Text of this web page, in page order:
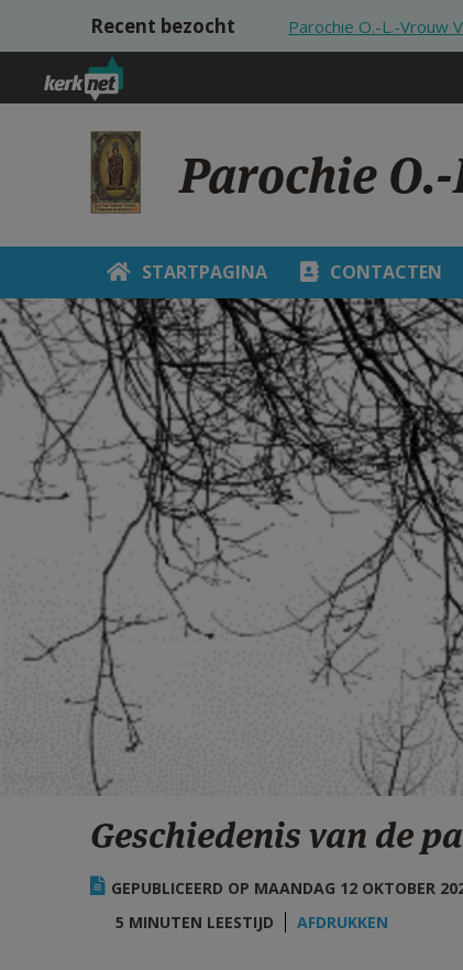
Overslaan en naar de inhoud gaan
Recent bezocht Parochie O.-L.-Vrouw
Parochie
STARTPAGINA CONTACTEN
Geschiedenis van de
GEPUBLICEERD OP MAANDAG 12 OKTOBER
5 MINUTEN LEESTIJD
AFDRUKKEN